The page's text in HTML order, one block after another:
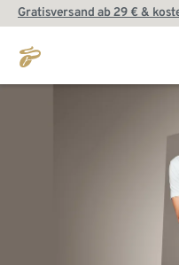
Gratisversand ab 29 € &